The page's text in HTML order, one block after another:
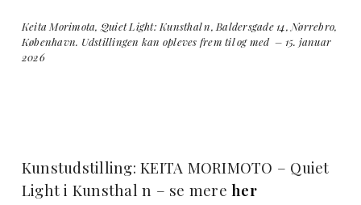
Keita Morimota, Quiet Light: Kunsthal n, Baldersgade 14, Nørrebro,
København. Udstillingen kan opleves frem til og med – 15. januar
2026
Kunstudstilling: KEITA MORIMOTO – Quiet
Light i Kunsthal n – se mereher